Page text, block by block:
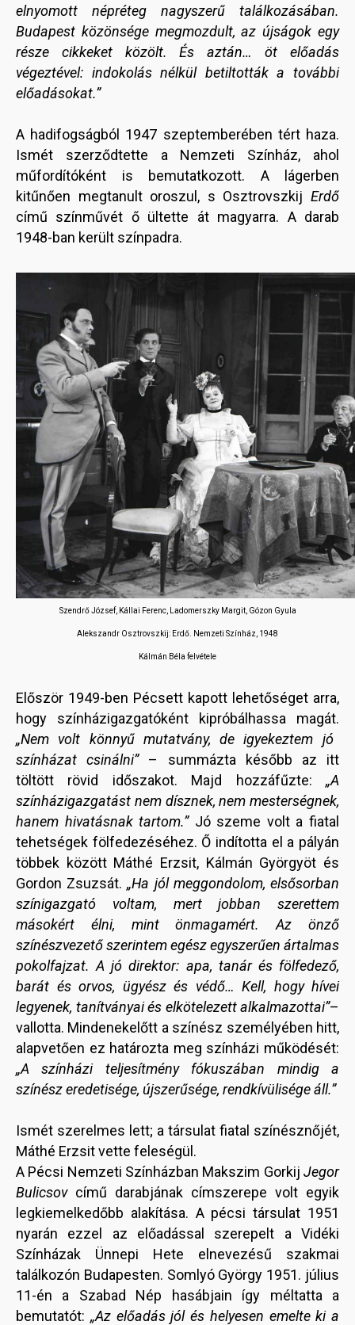
elnyomott népréteg nagyszerű találkozásában.
Budapest közönsége megmozdult, az újságok egy
része cikkeket közölt. És aztán… öt előadás
végeztével: indokolás nélkül betiltották a további
előadásokat.”
A hadifogságból 1947 szeptemberében tért haza.
Ismét szerződtette a Nemzeti Színház, ahol
műfordítóként is bemutatkozott. A lágerben
kitűnően megtanult oroszul, s Osztrovszkij Erdő
című színművét ő ültette át magyarra. A darab
1948-ban került színpadra.
Szendrő József, Kállai Ferenc, Ladomerszky Margit, Gózon Gyula
Alekszandr Osztrovszkij: Erdő. Nemzeti Színház, 1948
Kálmán Béla felvétele
Először 1949-ben Pécsett kapott lehetőséget arra,
hogy színházigazgatóként kipróbálhassa magát.
„Nem volt könnyű mutatvány, de igyekeztem jó
színházat csinálni”– summázta később az itt
töltött rövid időszakot. Majd hozzáfűzte: „A
színházigazgatást nem dísznek, nem mesterségnek,
hanem hivatásnak tartom.” Jó szeme volt a fiatal
tehetségek fölfedezéséhez. Ő indította el a pályán
többek között Máthé Erzsit, Kálmán Györgyöt és
Gordon Zsuzsát.„Ha jól meggondolom, elsősorban
színigazgató voltam, mert jobban szerettem
másokért élni, mint önmagamért. Az önző
színészvezető szerintem egész egyszerűen ártalmas
pokolfajzat. A jó direktor: apa, tanár és fölfedező,
barát és orvos, ügyész és védő… Kell, hogy hívei
legyenek, tanítványai és elkötelezett alkalmazottai”–
vallotta. Mindenekelőtt a színész személyében hitt,
alapvetően ez határozta meg színházi működését:
„A színházi teljesítmény fókuszában mindig a
színész eredetisége, újszerűsége, rendkívülisége áll.”
Ismét szerelmes lett; a társulat fiatal színésznőjét,
Máthé Erzsit vette feleségül.
A Pécsi Nemzeti Színházban Makszim Gorkij Jegor
Bulicsovcímű darabjának címszerepe volt egyik
legkiemelkedőbb alakítása. A pécsi társulat 1951
nyarán ezzel az előadással szerepelt a Vidéki
Színházak Ünnepi Hete elnevezésű szakmai
találkozón Budapesten. Somlyó György 1951. július
11-én a Szabad Nép hasábjain így méltatta a
bemutatót: „Az előadás jól és helyesen emelte ki a